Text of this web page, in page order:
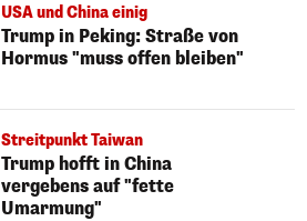
USA und China einig
Trump in Peking: Straße von
Hormus "muss offen bleiben"
Streitpunkt Taiwan
Trump hofft in China
vergebens auf "fette
Umarmung"